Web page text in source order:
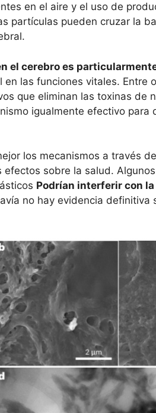
en el aire y el uso de
partículas pueden cruzar la
el cerebro es
las funciones vitales. Entre
que eliminan las toxinas de
igualmente efectivo para
los mecanismos a través
sobre la salud.
Podrían interferir con
no hay evidencia definitiva